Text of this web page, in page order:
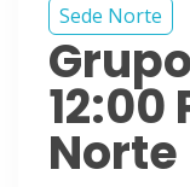
Sede Norte
12:00
Norte